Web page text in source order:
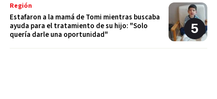
Región
Estafaron a la mamá de Tomi mientras buscaba
ayuda para el tratamiento de su hijo: "Solo
quería darle una oportunidad"